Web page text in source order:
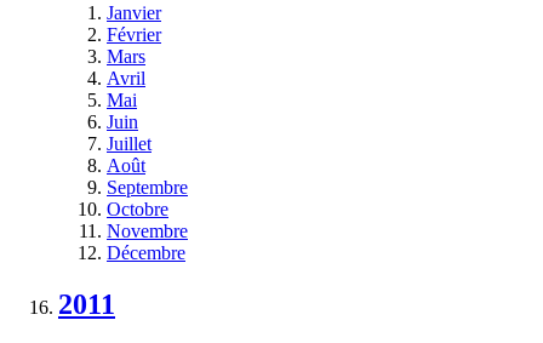
Janvier
Février
Mars
Avril
Mai
Juin
Juillet
Août
Septembre
Octobre
Novembre
Décembre
2011